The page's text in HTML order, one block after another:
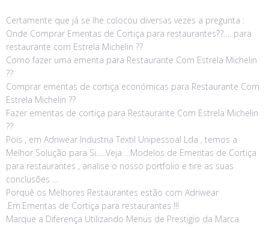
Certamente que já se lhe colocou diversas vezes a pregunta :
Onde Comprar Ementas de Cortiça para restaurantes??…. para
restaurante com Estrela Michelin ??
Como fazer uma ementa para Restaurante Com Estrela Michelin
??
Comprar ementas de cortiça económicas para Restaurante Com
Estrela Michelin ??
Fazer ementas de cortiça para Restaurante Com Estrela Michelin
??
Pois , em Adriwear Industria Textil Unipessoal Lda , temos a
Melhor Solução para Si…..Veja …Modelos de Ementas de Cortiça
para restaurantes , analise o nosso portfolio e tire as suas
conclusões …
Porquê os Melhores Restaurantes estão com Adriwear
.Em.Ementas de Cortiça para restaurantes !!!
Marque a Diferença Utilizando Menus de Prestigio da Marca